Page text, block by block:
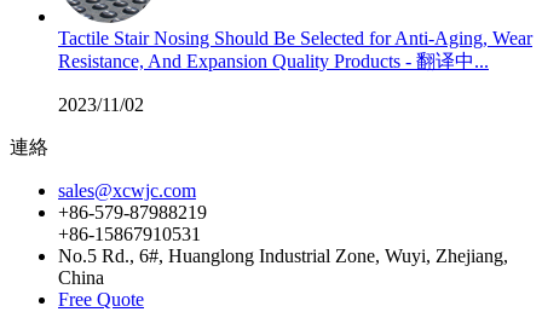
Tactile Stair Nosing Should Be Selected for Anti-Aging, Wear
Resistance, And Expansion Quality Products - 翻译中...
2023/11/02
連絡
sales@xcwjc.com
+86-579-87988219
+86-15867910531
No.5 Rd., 6#, Huanglong Industrial Zone, Wuyi, Zhejiang,
China
Free Quote